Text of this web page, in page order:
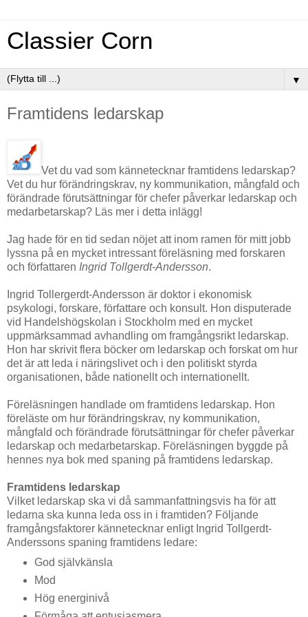
Classier Corn
▼
Framtidens ledarskap
Vet du vad som kännetecknar framtidens ledarskap?
Vet du hur förändringskrav, ny kommunikation, mångfald och
förändrade förutsättningar för chefer påverkar ledarskap och
medarbetarskap? Läs mer i detta inlägg!
Jag hade för en tid sedan nöjet att inom ramen för mitt jobb
lyssna på en mycket intressant föreläsning med forskaren
och författaren Ingrid Tollgerdt-Andersson.
Ingrid Tollergerdt-Andersson är doktor i ekonomisk
psykologi, forskare, författare och konsult. Hon disputerade
vid Handelshögskolan i Stockholm med en mycket
uppmärksammad avhandling om framgångsrikt ledarskap.
Hon har skrivit flera böcker om ledarskap och forskat om hur
det är att leda i näringslivet och i den politiskt styrda
organisationen, både nationellt och internationellt.
Föreläsningen handlade om framtidens ledarskap. Hon
föreläste om hur förändringskrav, ny kommunikation,
mångfald och förändrade förutsättningar för chefer påverkar
ledarskap och medarbetarskap. Föreläsningen byggde på
hennes nya bok med spaning på framtidens ledarskap.
Framtidens ledarskap
Vilket ledarskap ska vi då sammanfattningsvis ha för att
ledarna ska kunna leda oss in i framtiden? Följande
framgångsfaktorer kännetecknar enligt Ingrid Tollgerdt-
Anderssons spaning framtidens ledare:
God självkänsla
Mod
Hög energinivå